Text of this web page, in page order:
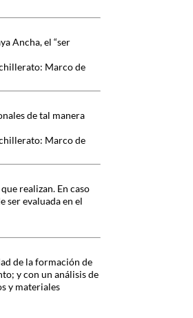
Ancha, el “ser
Marco de
de tal manera
Marco de
realizan. En caso
ser evaluada en el
de la formación de
y con un análisis de
y materiales